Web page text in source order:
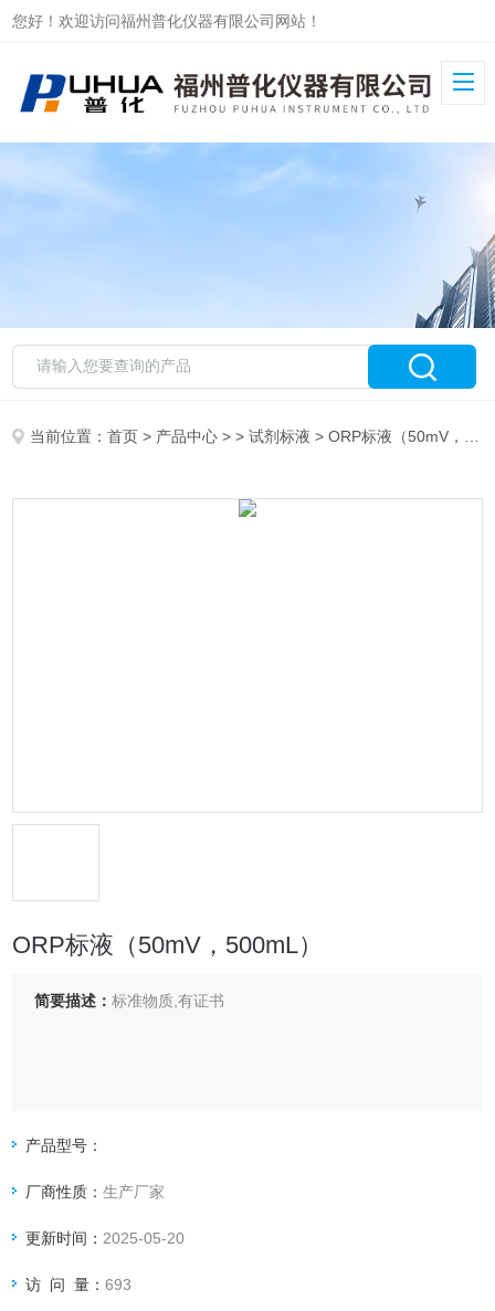
您好！欢迎访问福州普化仪器有限公司网站！
当前位置：首页 > 产品中心 > >试剂标液 > ORP标液（50mV，500mL）
ORP标液（50mV，500mL）
简要描述：标准物质,有证书
产品型号：
厂商性质：生产厂家
更新时间： 2025-05-20
访 问 量：693